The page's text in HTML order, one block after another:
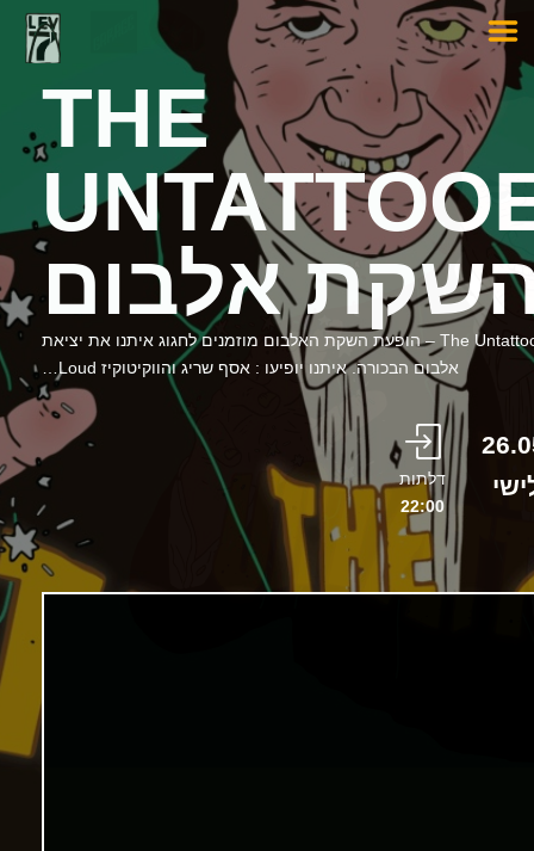
THE
אלבום
The Untattooed – הופעת השקת האלבום מוזמנים לחגוג איתנו את יציאת
אלבום הבכורה. איתנו יופיעו : אסף שריג והווקיטוקיז Loud…
דלתות
22:00